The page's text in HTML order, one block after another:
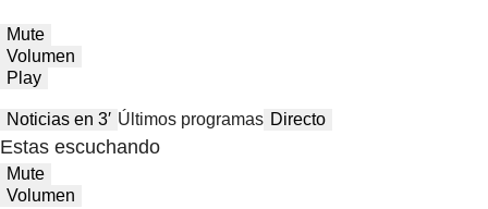
Mute
Volumen
Play
Noticias en 3′ Últimos programas Directo
Estas escuchando
Mute
Volumen